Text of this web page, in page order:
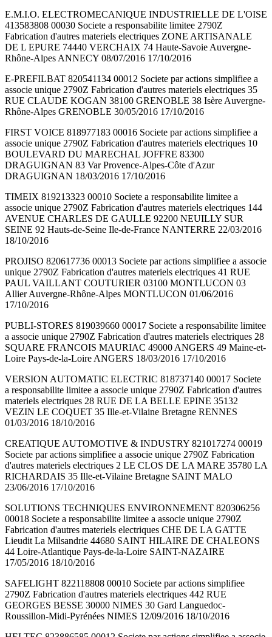
E.M.I.O. ELECTROMECANIQUE INDUSTRIELLE DE L'OISE
413583808 00030 Societe a responsabilite limitee 2790Z
Fabrication d'autres materiels electriques ZONE ARTISANALE
DE L EPURE 74440 VERCHAIX 74 Haute-Savoie Auvergne-
Rhône-Alpes ANNECY 08/07/2016 17/10/2016
E-PREFILBAT 820541134 00012 Societe par actions simplifiee a
associe unique 2790Z Fabrication d'autres materiels electriques 35
RUE CLAUDE KOGAN 38100 GRENOBLE 38 Isère Auvergne-
Rhône-Alpes GRENOBLE 30/05/2016 17/10/2016
FIRST VOICE 818977183 00016 Societe par actions simplifiee a
associe unique 2790Z Fabrication d'autres materiels electriques 10
BOULEVARD DU MARECHAL JOFFRE 83300
DRAGUIGNAN 83 Var Provence-Alpes-Côte d'Azur
DRAGUIGNAN 18/03/2016 17/10/2016
TIMEIX 819213323 00010 Societe a responsabilite limitee a
associe unique 2790Z Fabrication d'autres materiels electriques 144
AVENUE CHARLES DE GAULLE 92200 NEUILLY SUR
SEINE 92 Hauts-de-Seine Ile-de-France NANTERRE 22/03/2016
18/10/2016
PROJISO 820617736 00013 Societe par actions simplifiee a associe
unique 2790Z Fabrication d'autres materiels electriques 41 RUE
PAUL VAILLANT COUTURIER 03100 MONTLUCON 03
Allier Auvergne-Rhône-Alpes MONTLUCON 01/06/2016
17/10/2016
PUBLI-STORES 819039660 00017 Societe a responsabilite limitee
a associe unique 2790Z Fabrication d'autres materiels electriques 28
SQUARE FRANCOIS MAURIAC 49000 ANGERS 49 Maine-et-
Loire Pays-de-la-Loire ANGERS 18/03/2016 17/10/2016
VERSION AUTOMATIC ELECTRIC 818737140 00017 Societe
a responsabilite limitee a associe unique 2790Z Fabrication d'autres
materiels electriques 28 RUE DE LA BELLE EPINE 35132
VEZIN LE COQUET 35 Ille-et-Vilaine Bretagne RENNES
01/03/2016 18/10/2016
CREATIQUE AUTOMOTIVE & INDUSTRY 821017274 00019
Societe par actions simplifiee a associe unique 2790Z Fabrication
d'autres materiels electriques 2 LE CLOS DE LA MARE 35780 LA
RICHARDAIS 35 Ille-et-Vilaine Bretagne SAINT MALO
23/06/2016 17/10/2016
SOLUTIONS TECHNIQUES ENVIRONNEMENT 820306256
00018 Societe a responsabilite limitee a associe unique 2790Z
Fabrication d'autres materiels electriques CHE DE LA GATTE
Lieudit La Milsandrie 44680 SAINT HILAIRE DE CHALEONS
44 Loire-Atlantique Pays-de-la-Loire SAINT-NAZAIRE
17/05/2016 18/10/2016
SAFELIGHT 822118808 00010 Societe par actions simplifiee
2790Z Fabrication d'autres materiels electriques 442 RUE
GEORGES BESSE 30000 NIMES 30 Gard Languedoc-
Roussillon-Midi-Pyrénées NIMES 12/09/2016 18/10/2016